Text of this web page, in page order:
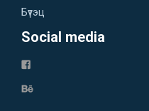
Бүтэц
Social media